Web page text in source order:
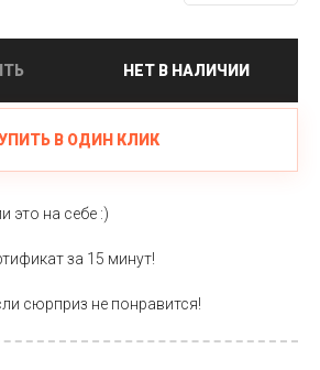
НЕТ В НАЛИЧИИ
В ОДИН КЛИК
это на себе :)
за 15 минут!
сюрприз не понравится!